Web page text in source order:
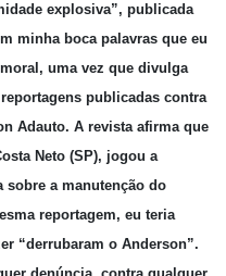
explosiva”, publicada
minha boca palavras que eu
uma vez que divulga
publicadas contra
Adauto. A revista afirma que
Neto (SP), jogou a
sobre a manutenção do
reportagem, eu teria
“derrubaram o Anderson”.